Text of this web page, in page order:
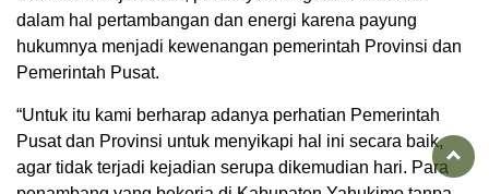
dalam hal pertambangan dan energi karena payung
hukumnya menjadi kewenangan pemerintah Provinsi dan
Pemerintah Pusat.
“Untuk itu kami berharap adanya perhatian Pemerintah
Pusat dan Provinsi untuk menyikapi hal ini secara baik,
agar tidak terjadi kejadian serupa dikemudian hari. Para